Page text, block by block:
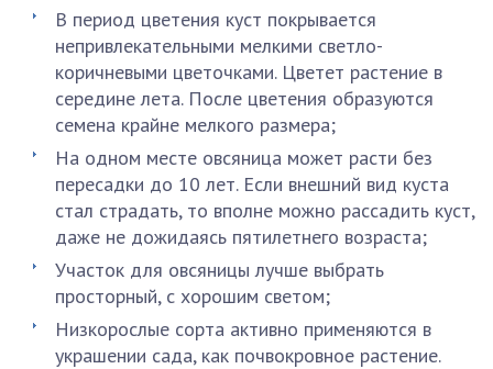
В период цветения куст покрывается
непривлекательными мелкими светло-
коричневыми цветочками. Цветет растение в
середине лета. После цветения образуются
семена крайне мелкого размера;
На одном месте овсяница может расти без
пересадки до 10 лет. Если внешний вид куста
стал страдать, то вполне можно рассадить куст,
даже не дожидаясь пятилетнего возраста;
Участок для овсяницы лучше выбрать
просторный, с хорошим светом;
Низкорослые сорта активно применяются в
украшении сада, как почвокровное растение.